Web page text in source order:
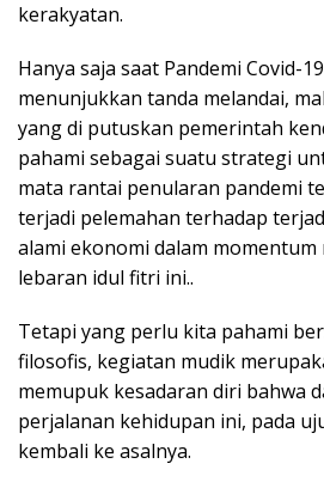
kerakyatan.
Hanya saja saat Pandemi Covid-
menunjukkan tanda melandai,
yang di putuskan pemerintah
pahami sebagai suatu strategi
mata rantai penularan pandemi
terjadi pelemahan terhadap
alami ekonomi dalam momentum
lebaran idul fitri ini..
Tetapi yang perlu kita pahami
filosofis, kegiatan mudik
memupuk kesadaran diri bahwa
perjalanan kehidupan ini, pada
kembali ke asalnya.